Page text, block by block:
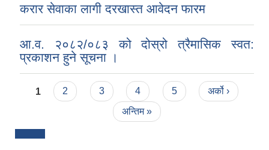
करार सेवाका लागी दरखास्त आवेदन फारम
आ.व. २०८२/०८३ को दोस्रो त्रैमासिक स्वत:
प्रकाशन हुने सूचना ।
Pages
1 2 3 4 5
अर्को ›
अन्तिम »